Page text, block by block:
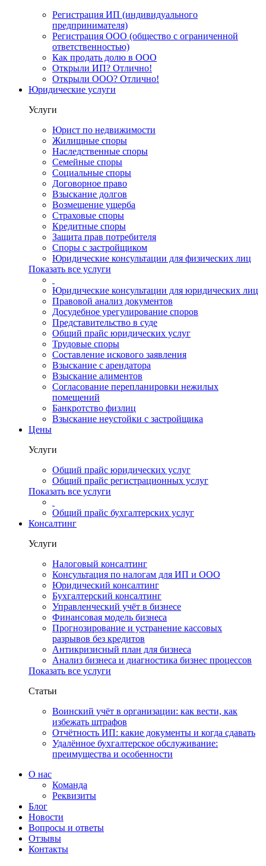
Регистрация ИП (индивидуального
предпринимателя)
Регистрация ООО (общество с ограниченной
ответственностью)
Как продать долю в ООО
Открыли ИП? Отлично!
Открыли ООО? Отлично!
Юридические услуги
Услуги
Юрист по недвижимости
Жилищные споры
Наследственные споры
Семейные споры
Социальные споры
Договорное право
Взыскание долгов
Возмещение ущерба
Страховые споры
Кредитные споры
Защита прав потребителя
Споры с застройщиком
Юридические консультации для физических лиц
Показать все услуги
Юридические консультации для юридических лиц
Правовой анализ документов
Досудебное урегулирование споров
Представительство в суде
Общий прайс юридических услуг
Трудовые споры
Составление искового заявления
Взыскание с арендатора
Взыскание алиментов
Cогласование перепланировки нежилых
помещений
Банкротство физлиц
Взыскание неустойки с застройщика
Цены
Услуги
Общий прайс юридических услуг
Общий прайс регистрационных услуг
Показать все услуги
Общий прайс бухгалтерских услуг
Консалтинг
Услуги
Налоговый консалтинг
Консультация по налогам для ИП и ООО
Юридический консалтинг
Бухгалтерский консалтинг
Управленческий учёт в бизнесе
Финансовая модель бизнеса
Прогнозирование и устранение кассовых
разрывов без кредитов
Антикризисный план для бизнеса
Анализ бизнеса и диагностика бизнес процессов
Показать все услуги
Статьи
Воинский учёт в организации: как вести, как
избежать штрафов
Отчётность ИП: какие документы и когда сдавать
Удалённое бухгалтерское обслуживание:
преимущества и особенности
О нас
Команда
Реквизиты
Блог
Новости
Вопросы и ответы
Отзывы
Контакты